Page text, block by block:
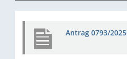
Antrag 0793/2025